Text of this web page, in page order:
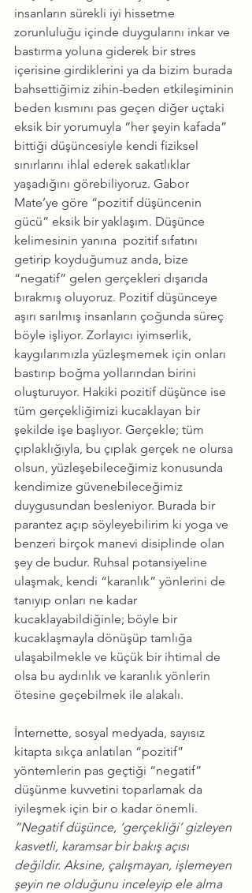
insanların sürekli iyi hissetme
zorunluluğu içinde duygularını inkar ve
bastırma yoluna giderek bir stres
içerisine girdiklerini ya da bizim burada
bahsettiğimiz zihin-beden etkileşiminin
beden kısmını pas geçen diğer uçtaki
eksik bir yorumuyla “her şeyin kafada”
bittiği düşüncesiyle kendi fiziksel
sınırlarını ihlal ederek sakatlıklar
yaşadığını görebiliyoruz. Gabor
Mate’ye göre “pozitif düşüncenin
gücü” eksik bir yaklaşım. Düşünce
kelimesinin yanına  pozitif sıfatını
getirip koyduğumuz anda, bize
“negatif” gelen gerçekleri dışarıda
bırakmış oluyoruz. Pozitif düşünceye
aşırı sarılmış insanların çoğunda süreç
böyle işliyor. Zorlayıcı iyimserlik,
kaygılarımızla yüzleşmemek için onları
bastırıp boğma yollarından birini
oluşturuyor. Hakiki pozitif düşünce ise
tüm gerçekliğimizi kucaklayan bir
şekilde işe başlıyor. Gerçekle; tüm
çıplaklığıyla, bu çıplak gerçek ne olursa
olsun, yüzleşebileceğimiz konusunda
kendimize güvenebileceğimiz
duygusundan besleniyor. Burada bir
parantez açıp söyleyebilirim ki yoga ve
benzeri birçok manevi disiplinde olan
şey de budur. Ruhsal potansiyeline
ulaşmak, kendi “karanlık” yönlerini de
tanıyıp onları ne kadar
kucaklayabildiğinle; böyle bir
kucaklaşmayla dönüşüp tamlığa
ulaşabilmekle ve küçük bir ihtimal de
olsa bu aydınlık ve karanlık yönlerin
ötesine geçebilmek ile alakalı.
İnternette, sosyal medyada, sayısız
kitapta sıkça anlatılan “pozitif”
yöntemlerin pas geçtiği “negatif”
düşünme kuvvetini toparlamak da
iyileşmek için bir o kadar önemli.
“Negatif düşünce, ‘gerçekliği’ gizleyen
kasvetli, karamsar bir bakış açısı
değildir. Aksine, çalışmayan, işlemeyen
şeyin ne olduğunu inceleyip ele alma